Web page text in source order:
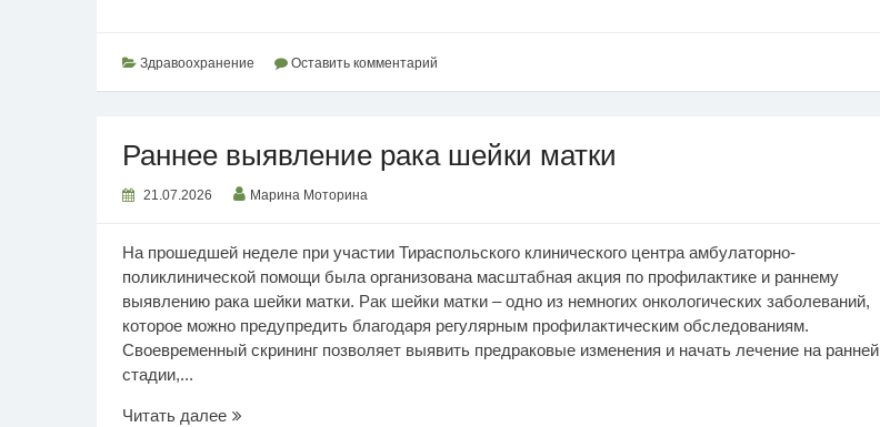
Здравоохранение Оставить комментарий
Раннее выявление рака шейки матки
21.07.2026 Марина Моторина
На прошедшей неделе при участии Тираспольского клинического центра амбулаторно-
поликлинической помощи была организована масштабная акция по профилактике и раннему
выявлению рака шейки матки. Рак шейки матки – одно из немногих онкологических заболеваний,
которое можно предупредить благодаря регулярным профилактическим обследованиям.
Своевременный скрининг позволяет выявить предраковые изменения и начать лечение на ранней
стадии,...
Читать далееРаннее